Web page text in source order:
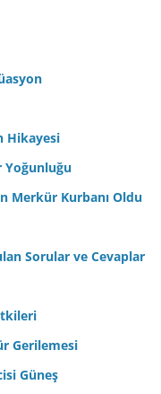
Hikayesi
Yoğunluğu
Merkür Kurbanı Oldu
Sorular ve Cevaplar
Gerilemesi
Güneş